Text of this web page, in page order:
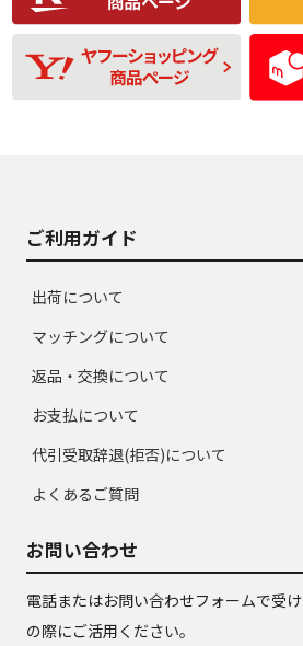
D
使用感や目立つ傷が
あり、一般的な中古
品
D
ご利用ガイド
出荷について
マッチングについて
返品・交換について
お支払について
代引受取辞退(拒否)について
よくあるご質問
お問い合わせ
電話またはお問い合わせフォームで受
の際にご活用ください。